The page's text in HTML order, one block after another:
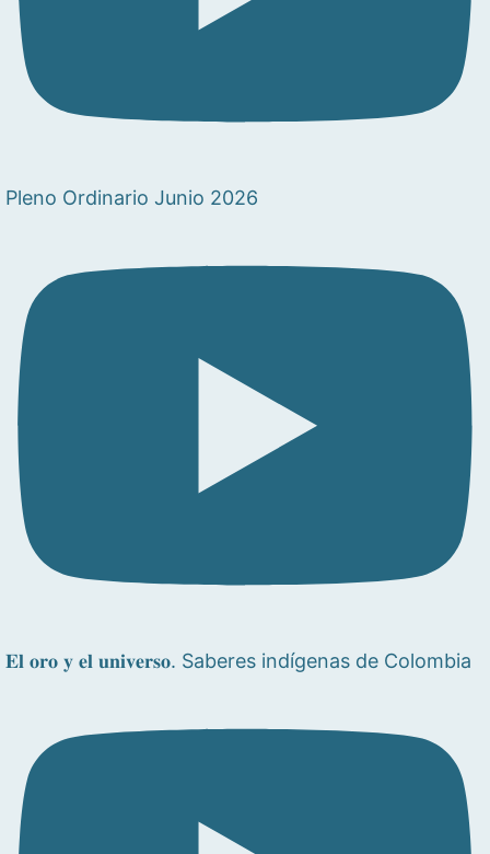
Pleno Ordinario Junio 2026
𝐄𝐥 𝐨𝐫𝐨 𝐲 𝐞𝐥 𝐮𝐧𝐢𝐯𝐞𝐫𝐬𝐨. Saberes indígenas de Colombia